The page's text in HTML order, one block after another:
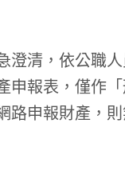
澄清，依公職
申報表，僅作
路申報財產，